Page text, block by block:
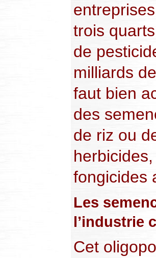
trois
de
milliards
faut bien
des
de riz ou
fongicides
Les
l’industrie
Cet